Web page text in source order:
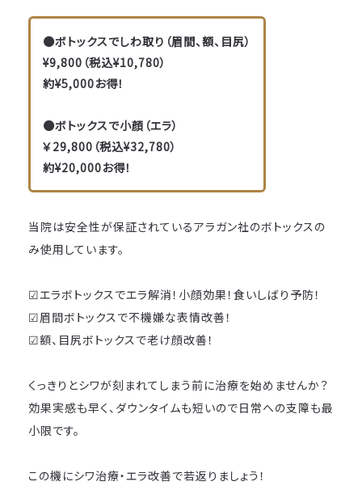
●ボトックスでしわ取り（眉間、額、目尻）
¥9,800（税込¥10,780）
約¥5,000お得！
●ボトックスで小顔（エラ）
￥29,800（税込¥32,780）
約¥20,000お得！
当院は安全性が保証されているアラガン社のボトックスの
み使用しています。
☑エラボトックスでエラ解消！小顔効果！食いしばり予防！
☑眉間ボトックスで不機嫌な表情改善！
☑額、目尻ボトックスで老け顔改善！
くっきりとシワが刻まれてしまう前に治療を始めませんか？
効果実感も早く、ダウンタイムも短いので日常への支障も最
小限です。
この機にシワ治療・エラ改善で若返りましょう！